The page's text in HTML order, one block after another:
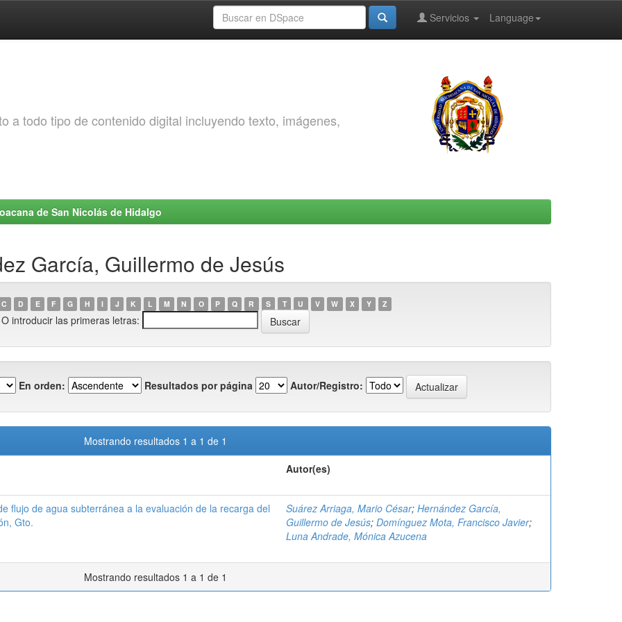
Language
Servicios
a todo tipo de contenido digital incluyendo texto, imágenes,
de San Nicolás de Hidalgo
García, Guillermo de Jesús
C D E F G H I J K L M N O P Q R S T U V W X Y Z
O introducir las primeras letras:
En orden: Resultados por página Autor/Registro:
Mostrando resultados 1 a 1 de 1
Autor(es)
flujo de agua subterránea a la evaluación de la recarga del
Gto.
Suárez Arriaga, Mario César; Hernández García,
Guillermo de Jesús; Domínguez Mota, Francisco Javier;
Luna Andrade, Mónica Azucena
Mostrando resultados 1 a 1 de 1